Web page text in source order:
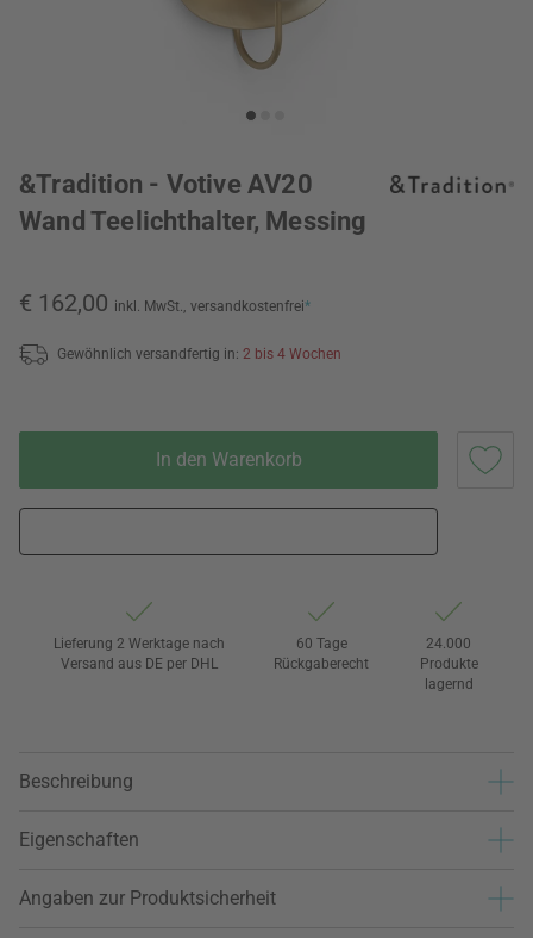
&Tradition - Votive AV20
Wand Teelichthalter, Messing
€ 162,00 inkl. MwSt., versandkostenfrei*
Gewöhnlich versandfertig in: 2 bis 4 Wochen
In den Warenkorb
Lieferung 2 Werktage nach
Versand aus DE per DHL
60 Tage
Rückgaberecht
24.000
Produkte
lagernd
Beschreibung
Eigenschaften
Angaben zur Produktsicherheit